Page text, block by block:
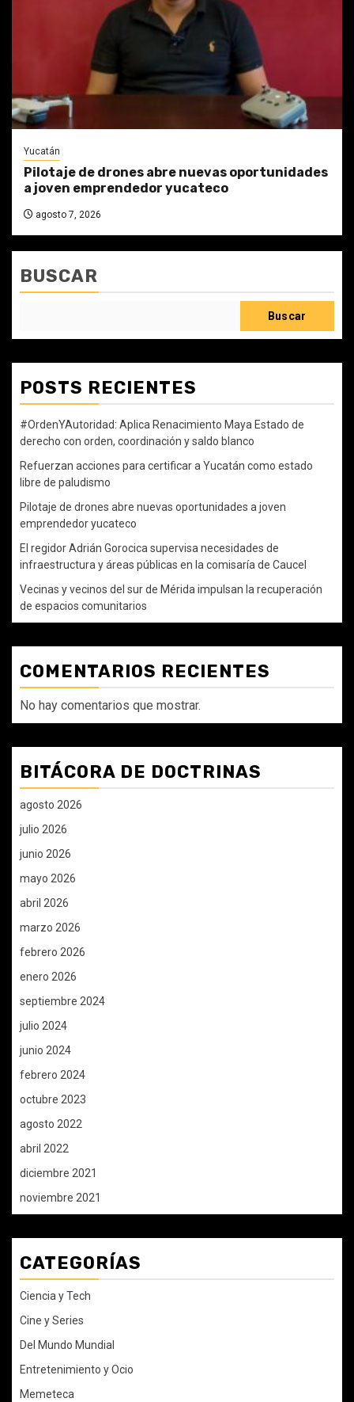
Yucatán
Pilotaje de drones abre nuevas oportunidades
a joven emprendedor yucateco
agosto 7, 2026
BUSCAR
Buscar
POSTS RECIENTES
#OrdenYAutoridad: Aplica Renacimiento Maya Estado de
derecho con orden, coordinación y saldo blanco
Refuerzan acciones para certificar a Yucatán como estado
libre de paludismo
Pilotaje de drones abre nuevas oportunidades a joven
emprendedor yucateco
El regidor Adrián Gorocica supervisa necesidades de
infraestructura y áreas públicas en la comisaría de Caucel
Vecinas y vecinos del sur de Mérida impulsan la recuperación
de espacios comunitarios
COMENTARIOS RECIENTES
No hay comentarios que mostrar.
BITÁCORA DE DOCTRINAS
agosto 2026
julio 2026
junio 2026
mayo 2026
abril 2026
marzo 2026
febrero 2026
enero 2026
septiembre 2024
julio 2024
junio 2024
febrero 2024
octubre 2023
agosto 2022
abril 2022
diciembre 2021
noviembre 2021
CATEGORÍAS
Ciencia y Tech
Cine y Series
Del Mundo Mundial
Entretenimiento y Ocio
Memeteca